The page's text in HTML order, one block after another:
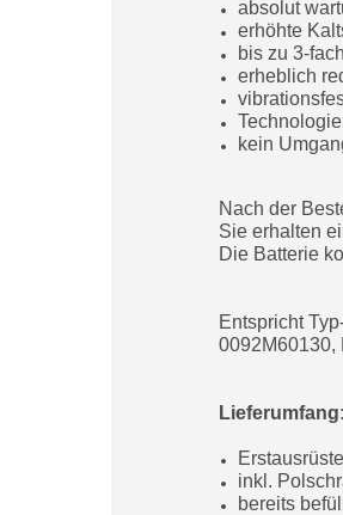
absolut
erhöhte
bis zu 3-
erheblich
kein
Nach der
Sie erhalten
Die Batterie
Entspricht
0092M60130,
Lieferumfang:
inkl.
bereits